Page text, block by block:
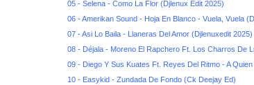
05 - Selena - Como La Flor (Djlenux Edit 2025)
06 - Amerikan Sound - Hoja En Blanco - Vuela, Vuela
07 - Asi Lo Baila - Llaneras Del Amor (Djlenuxedit 2025)
08 - Déjala - Moreno El Rapchero Ft. Los Charros De
09 - Diego Y Sus Kuates Ft. Reyes Del Ritmo - A
10 - Easykid - Zundada De Fondo (Ck Deejay Ed)